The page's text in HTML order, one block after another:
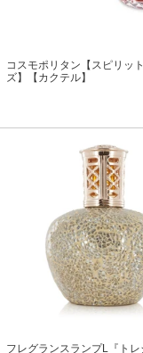
コスモポリタン【スピリッ
ズ】【カクテル】
フレグランスランプL『トレ